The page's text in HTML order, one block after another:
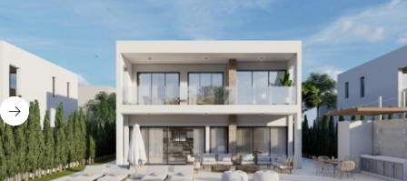
Цена
Поиск